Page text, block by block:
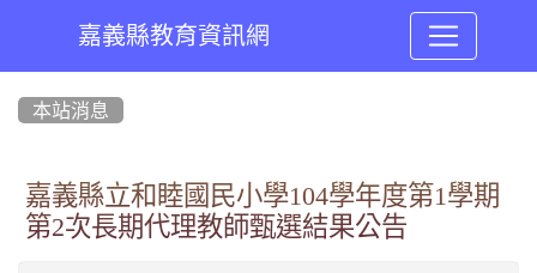
嘉義縣教育資訊網
本站消息
嘉義縣立和睦國民小學104學年度第1學期
第2次長期代理教師甄選結果公告